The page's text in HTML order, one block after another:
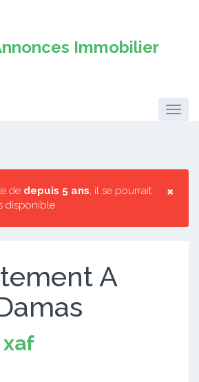
×
de depuis 5 ans, il se pourrait
disponible.
A
xaf